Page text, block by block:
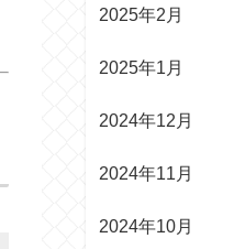
2025年2月
2025年1月
2024年12月
2024年11月
2024年10月